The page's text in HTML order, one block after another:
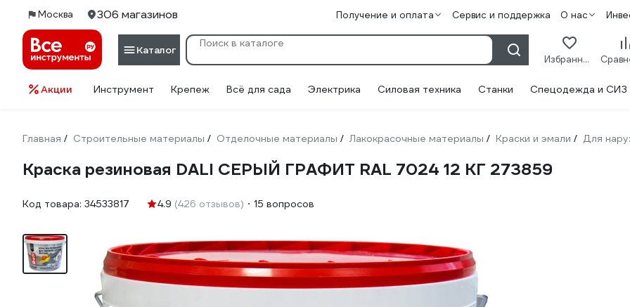
Москва 306 магазинов Получение и оплата Сервис и поддержка О нас
Каталог
Избранное
Акции Инструмент Крепеж Всё для сада Электрика Силовая техника Станки Спецодежда и СИЗ
Главная / Строительные материалы / Отделочные материалы / Лакокрасочные материалы / Краски и эмали / Для
Краска резиновая DALI СЕРЫЙ ГРАФИТ RAL 7024 12 КГ 273859
Код товара: 34533817 4.9 (426 отзывов) 15 вопросов